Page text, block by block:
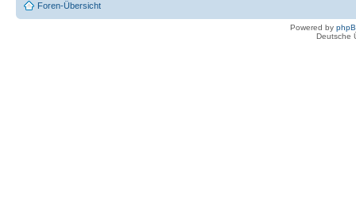
Foren-Übersicht
Powered by
Deutsche